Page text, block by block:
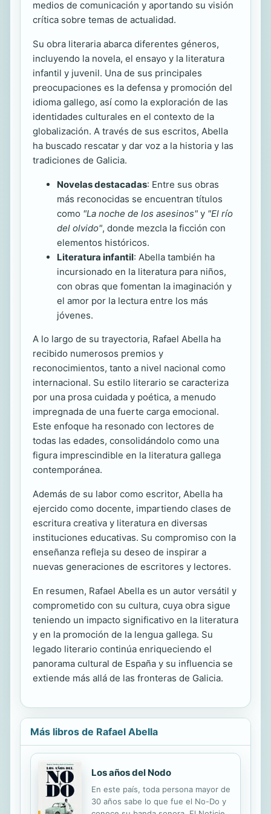
medios de comunicación y aportando su visión
crítica sobre temas de actualidad.
Su obra literaria abarca diferentes géneros,
incluyendo la novela, el ensayo y la literatura
infantil y juvenil. Una de sus principales
preocupaciones es la defensa y promoción del
idioma gallego, así como la exploración de las
identidades culturales en el contexto de la
globalización. A través de sus escritos, Abella
ha buscado rescatar y dar voz a la historia y las
tradiciones de Galicia.
Novelas destacadas: Entre sus obras
más reconocidas se encuentran títulos
como "La noche de los asesinos" y "El río
del olvido", donde mezcla la ficción con
elementos históricos.
Literatura infantil: Abella también ha
incursionado en la literatura para niños,
con obras que fomentan la imaginación y
el amor por la lectura entre los más
jóvenes.
A lo largo de su trayectoria, Rafael Abella ha
recibido numerosos premios y
reconocimientos, tanto a nivel nacional como
internacional. Su estilo literario se caracteriza
por una prosa cuidada y poética, a menudo
impregnada de una fuerte carga emocional.
Este enfoque ha resonado con lectores de
todas las edades, consolidándolo como una
figura imprescindible en la literatura gallega
contemporánea.
Además de su labor como escritor, Abella ha
ejercido como docente, impartiendo clases de
escritura creativa y literatura en diversas
instituciones educativas. Su compromiso con la
enseñanza refleja su deseo de inspirar a
nuevas generaciones de escritores y lectores.
En resumen, Rafael Abella es un autor versátil y
comprometido con su cultura, cuya obra sigue
teniendo un impacto significativo en la literatura
y en la promoción de la lengua gallega. Su
legado literario continúa enriqueciendo el
panorama cultural de España y su influencia se
extiende más allá de las fronteras de Galicia.
Más libros de Rafael Abella
Los años del Nodo
En este país, toda persona mayor de
30 años sabe lo que fue el No-Do y